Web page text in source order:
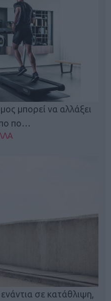
μπορεί να αλλάξει
πο…
σε κατάθλιψη,